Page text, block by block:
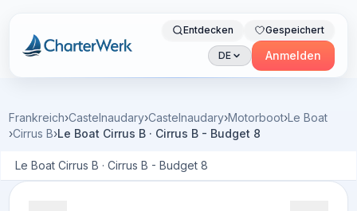
Charterwerk
Entdecken Gespeichert
DE Anmelden
Frankreich›Castelnaudary›Castelnaudary›Motorboot›Le Boat
›Cirrus B›Le Boat Cirrus B · Cirrus B - Budget 8
Le Boat Cirrus B · Cirrus B - Budget 8